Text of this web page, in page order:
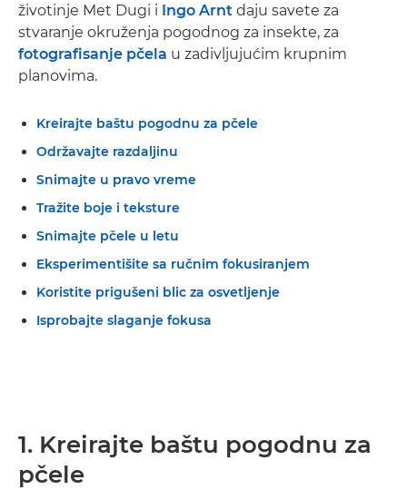
životinje Met Dugi i Ingo Arnt daju savete za
stvaranje okruženja pogodnog za insekte, za
fotografisanje pčela u zadivljujućim krupnim
planovima.
Kreirajte baštu pogodnu za pčele
Održavajte razdaljinu
Snimajte u pravo vreme
Tražite boje i teksture
Snimajte pčele u letu
Eksperimentišite sa ručnim fokusiranjem
Koristite prigušeni blic za osvetljenje
Isprobajte slaganje fokusa
1. Kreirajte baštu pogodnu za
pčele